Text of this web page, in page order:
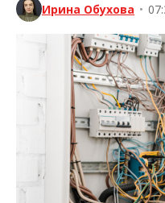
Ирина Обухова •